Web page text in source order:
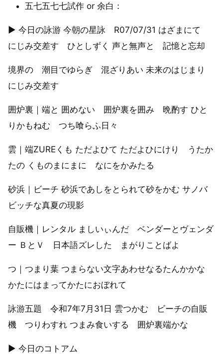
五七五七七試作 or 余白：
▶︎ 今日の詠游 今朝の星詠 R07/07/31 はざまにて
にじみ交差す ひとしずく 声と無声と 記憶と忘却
境界の 潮目でゆらぎ 混ざりあい 未来のはじまり
にじみ交差す
囲炉裏｜端と 囲めない 囲炉裏を囲み 晩酌す ひと
りかもねむ つち喰らふ日々
雲｜端ZUREくも ただよひて ただよひにけり うたか
たの くものまにまに なにをかみたる
砂浜｜ビーチ 砂浜であしをとられて砂をかむ サノバ
ビッチな真夏の現影
自販機｜レンタル ましいぃんだ ベンダーとヴェンダ
ー ＢとＶ 日本語ズレした まがりことばよ
つ｜つまり葉 つまらない文字あわせなるたんかかな
かたにはまってかたにおぼれて
詠游五題 令和7年7月31日 雲つかむ ビーチの自販
機 つりわすれ つまみ食いする 囲炉裏端かな
▶︎ 今日のコトアム